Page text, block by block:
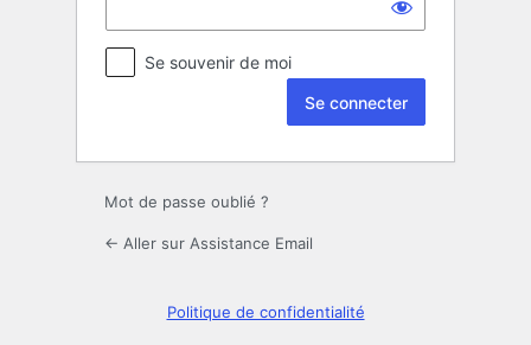
Se souvenir de moi
Mot de passe oublié ?
← Aller sur Assistance Email
Politique de confidentialité